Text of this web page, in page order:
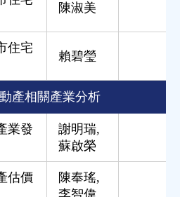
陳淑美
住宅
賴碧瑩
產相關產業分析
業發
謝明瑞,
蘇啟榮
估價
陳奉瑤,
李智偉